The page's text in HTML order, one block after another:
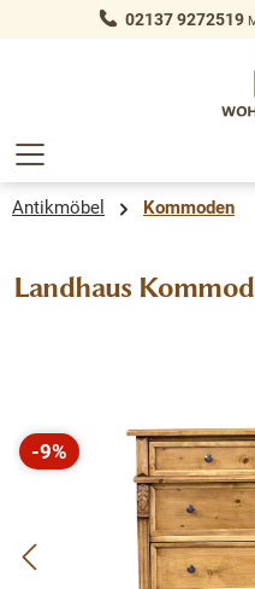
springen 02137 9272519
Antikmöbel Kommoden
Landhaus
Bildergalerie überspringen
-9%
Rabatt